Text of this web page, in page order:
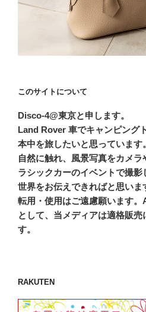
このサイトについて
Disco-4@東京と申します。
Land Rover 車でキャンピング
本中を旅したいと思っています
自然に触れ、風景写真をカメ
ラシックカーのイベントで撮
世界をお伝えできればと思い
転用・使用はご遠慮願います
として、当メディアは適格販売
す。
RAKUTEN